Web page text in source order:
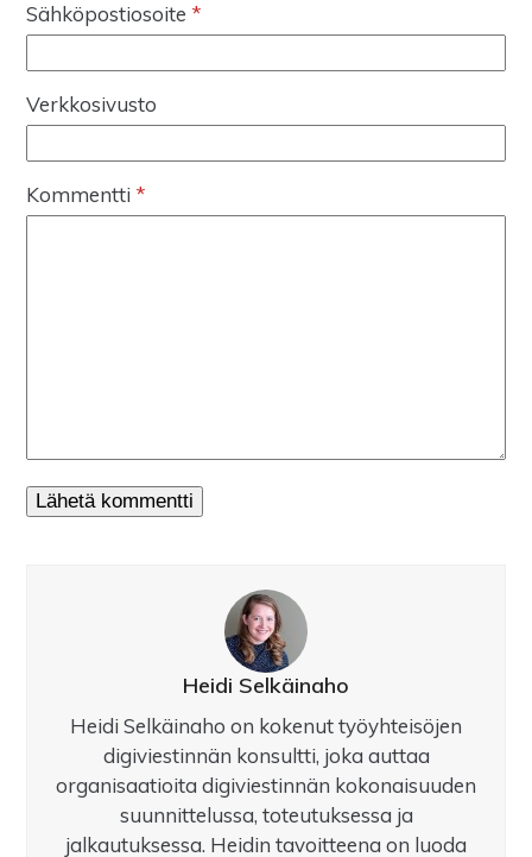
Sähköpostiosoite *
Verkkosivusto
Kommentti *
Heidi Selkäinaho
Heidi Selkäinaho on kokenut työyhteisöjen
digiviestinnän konsultti, joka auttaa
organisaatioita digiviestinnän kokonaisuuden
suunnittelussa, toteutuksessa ja
jalkautuksessa. Heidin tavoitteena on luoda